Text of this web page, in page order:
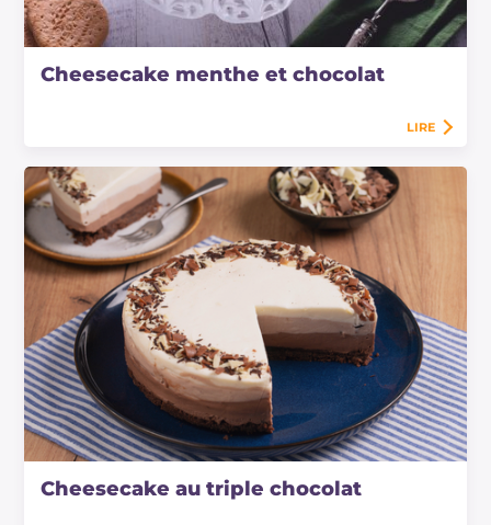
Cheesecake menthe et chocolat
LIRE
Cheesecake au triple chocolat